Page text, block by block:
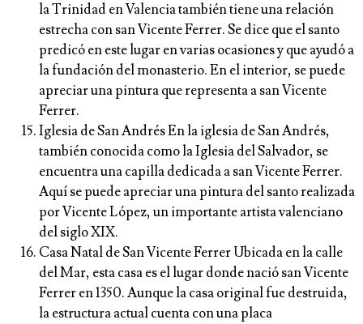
la Trinidad en Valencia también tiene una relación
estrecha con san Vicente Ferrer. Se dice que el santo
predicó en este lugar en varias ocasiones y que ayudó a
la fundación del monasterio. En el interior, se puede
apreciar una pintura que representa a san Vicente
Ferrer.
Iglesia de San Andrés En la iglesia de San Andrés,
también conocida como la Iglesia del Salvador, se
encuentra una capilla dedicada a san Vicente Ferrer.
Aquí se puede apreciar una pintura del santo realizada
por Vicente López, un importante artista valenciano
del siglo XIX.
Casa Natal de San Vicente Ferrer Ubicada en la calle
del Mar, esta casa es el lugar donde nació san Vicente
Ferrer en 1350. Aunque la casa original fue destruida,
la estructura actual cuenta con una placa